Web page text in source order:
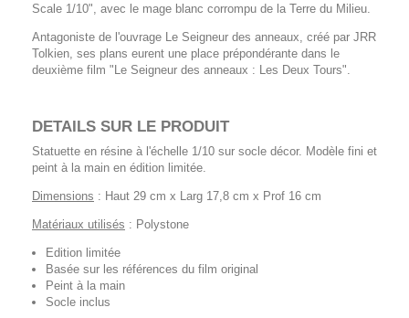
Scale 1/10", avec le mage blanc corrompu de la Terre du Milieu.
Antagoniste de l'ouvrage Le Seigneur des anneaux, créé par JRR
Tolkien, ses plans eurent une place prépondérante dans le
deuxième film "Le Seigneur des anneaux : Les Deux Tours".
DETAILS SUR LE PRODUIT
Statuette en résine à l'échelle 1/10 sur socle décor. Modèle fini et
peint à la main en édition limitée.
Dimensions : Haut 29 cm x Larg 17,8 cm x Prof 16 cm
Matériaux utilisés : Polystone
Edition limitée
Basée sur les références du film original
Peint à la main
Socle inclus